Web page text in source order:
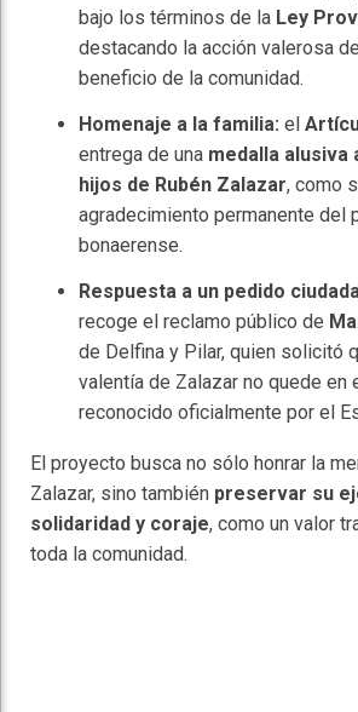
bajo los términos de la Ley
destacando la acción valerosa
beneficio de la comunidad.
Homenaje a la familia: el
entrega de una medalla alusiva
hijos de Rubén Zalazar, como
agradecimiento permanente del
bonaerense.
Respuesta a un pedido
recoge el reclamo público de
de Delfina y Pilar, quien solicitó
valentía de Zalazar no quede en
reconocido oficialmente por el
El proyecto busca no sólo honrar la
Zalazar, sino también preservar su
solidaridad y coraje, como un valor
toda la comunidad.